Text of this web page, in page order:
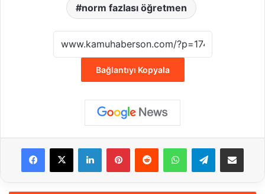
norm fazlası öğretmen
Bağlantıyı Kopyala
Facebook
X LinkedInPinterestReddit WhatsAppTelegramE-Posta ile